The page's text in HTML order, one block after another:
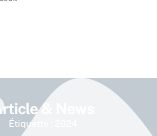
Article & News
Étiquette : 2024